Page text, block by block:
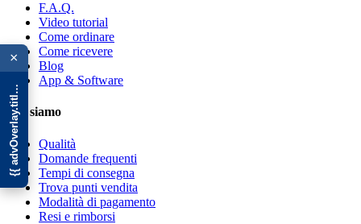
×
{{ advOverlay.title || 'Promo' }}
F.A.Q.
Video tutorial
Come ordinare
Come ricevere
Blog
App & Software
Chi siamo
Qualità
Domande frequenti
Tempi di consegna
Trova punti vendita
Modalità di pagamento
Resi e rimborsi